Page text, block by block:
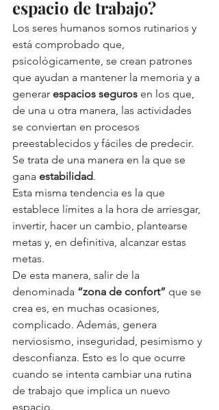
espacio de trabajo?
Los seres humanos somos rutinarios y
está comprobado que,
psicológicamente, se crean patrones
que ayudan a mantener la memoria y a
generar espacios seguros en los que,
de una u otra manera, las actividades
se conviertan en procesos
preestablecidos y fáciles de predecir.
Se trata de una manera en la que se
gana estabilidad.
Esta misma tendencia es la que
establece límites a la hora de arriesgar,
invertir, hacer un cambio, plantearse
metas y, en definitiva, alcanzar estas
metas.
De esta manera, salir de la
denominada “zona de confort” que se
crea es, en muchas ocasiones,
complicado. Además, genera
nerviosismo, inseguridad, pesimismo y
desconfianza. Esto es lo que ocurre
cuando se intenta cambiar una rutina
de trabajo que implica un nuevo
espacio.